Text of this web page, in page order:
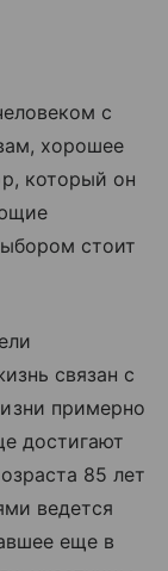
с
хорошее
который он
стоит
связан с
примерно
достигают
85 лет
ведется
еще в